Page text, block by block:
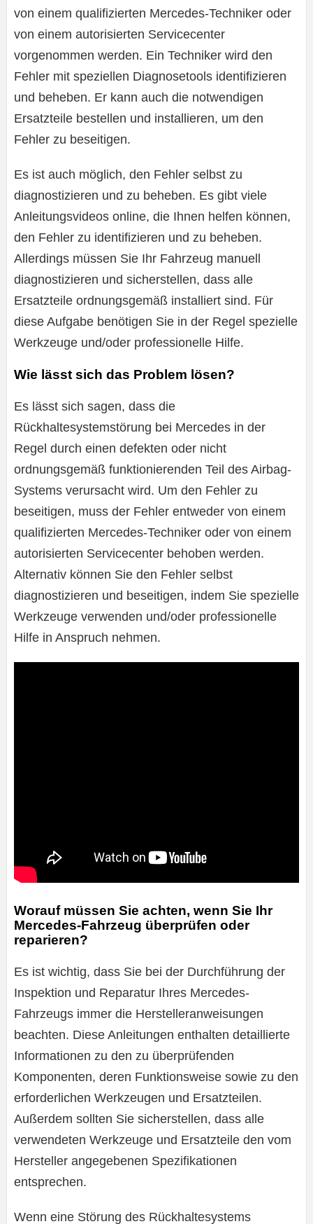
von einem qualifizierten Mercedes-Techniker oder
von einem autorisierten Servicecenter
vorgenommen werden. Ein Techniker wird den
Fehler mit speziellen Diagnosetools identifizieren
und beheben. Er kann auch die notwendigen
Ersatzteile bestellen und installieren, um den
Fehler zu beseitigen.
Es ist auch möglich, den Fehler selbst zu
diagnostizieren und zu beheben. Es gibt viele
Anleitungsvideos online, die Ihnen helfen können,
den Fehler zu identifizieren und zu beheben.
Allerdings müssen Sie Ihr Fahrzeug manuell
diagnostizieren und sicherstellen, dass alle
Ersatzteile ordnungsgemäß installiert sind. Für
diese Aufgabe benötigen Sie in der Regel spezielle
Werkzeuge und/oder professionelle Hilfe.
Wie lässt sich das Problem lösen?
Es lässt sich sagen, dass die
Rückhaltesystemstörung bei Mercedes in der
Regel durch einen defekten oder nicht
ordnungsgemäß funktionierenden Teil des Airbag-
Systems verursacht wird. Um den Fehler zu
beseitigen, muss der Fehler entweder von einem
qualifizierten Mercedes-Techniker oder von einem
autorisierten Servicecenter behoben werden.
Alternativ können Sie den Fehler selbst
diagnostizieren und beseitigen, indem Sie spezielle
Werkzeuge verwenden und/oder professionelle
Hilfe in Anspruch nehmen.
Worauf müssen Sie achten, wenn Sie Ihr
Mercedes-Fahrzeug überprüfen oder
reparieren?
Es ist wichtig, dass Sie bei der Durchführung der
Inspektion und Reparatur Ihres Mercedes-
Fahrzeugs immer die Herstelleranweisungen
beachten. Diese Anleitungen enthalten detaillierte
Informationen zu den zu überprüfenden
Komponenten, deren Funktionsweise sowie zu den
erforderlichen Werkzeugen und Ersatzteilen.
Außerdem sollten Sie sicherstellen, dass alle
verwendeten Werkzeuge und Ersatzteile den vom
Hersteller angegebenen Spezifikationen
entsprechen.
Wenn eine Störung des Rückhaltesystems